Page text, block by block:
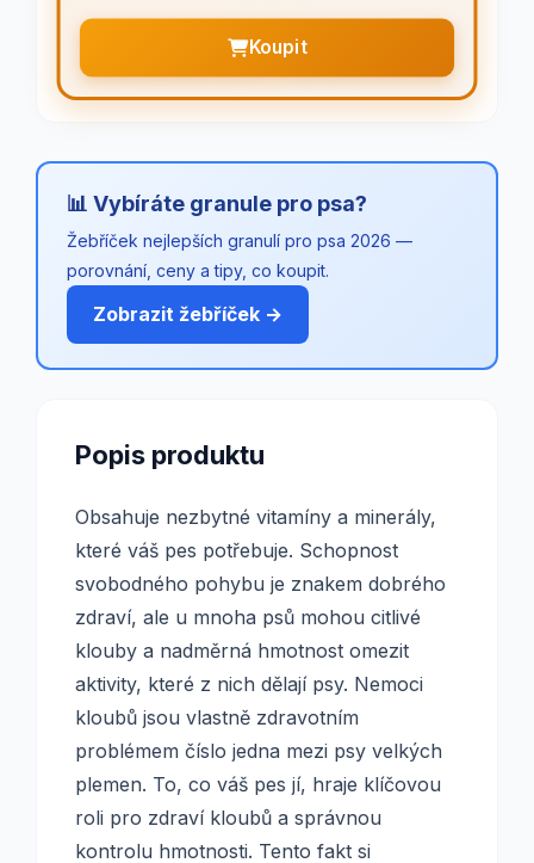
Koupit
📊 Vybíráte granule pro psa?
Žebříček nejlepších granulí pro psa 2026 —
porovnání, ceny a tipy, co koupit.
Zobrazit žebříček →
Popis produktu
Obsahuje nezbytné vitamíny a minerály,
které váš pes potřebuje. Schopnost
svobodného pohybu je znakem dobrého
zdraví, ale u mnoha psů mohou citlivé
klouby a nadměrná hmotnost omezit
aktivity, které z nich dělají psy. Nemoci
kloubů jsou vlastně zdravotním
problémem číslo jedna mezi psy velkých
plemen. To, co váš pes jí, hraje klíčovou
roli pro zdraví kloubů a správnou
kontrolu hmotnosti. Tento fakt si